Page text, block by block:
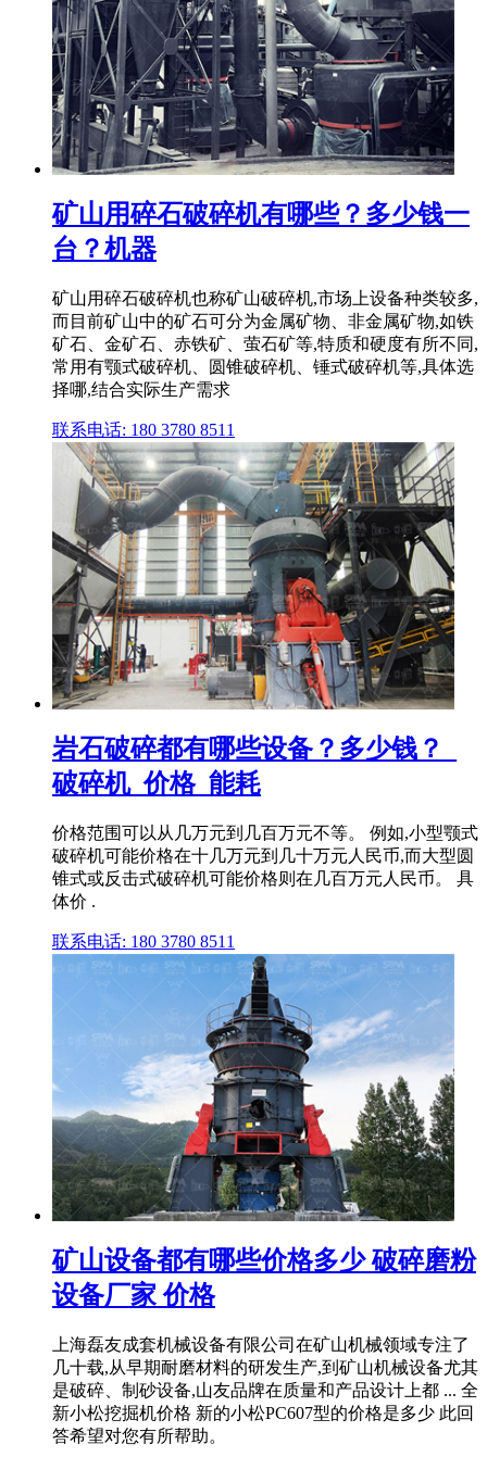
矿山用碎石破碎机有哪些？多少钱一
台？机器
矿山用碎石破碎机也称矿山破碎机,市场上设备种类较多,
而目前矿山中的矿石可分为金属矿物、非金属矿物,如铁
矿石、金矿石、赤铁矿、萤石矿等,特质和硬度有所不同,
常用有颚式破碎机、圆锥破碎机、锤式破碎机等,具体选
择哪,结合实际生产需求
联系电话: 180 3780 8511
岩石破碎都有哪些设备？多少钱？_
破碎机_价格_能耗
价格范围可以从几万元到几百万元不等。 例如,小型颚式
破碎机可能价格在十几万元到几十万元人民币,而大型圆
锥式或反击式破碎机可能价格则在几百万元人民币。 具
体价 .
联系电话: 180 3780 8511
矿山设备都有哪些价格多少 破碎磨粉
设备厂家 价格
上海磊友成套机械设备有限公司在矿山机械领域专注了
几十载,从早期耐磨材料的研发生产,到矿山机械设备尤其
是破碎、制砂设备,山友品牌在质量和产品设计上都 ... 全
新小松挖掘机价格 新的小松PC607型的价格是多少 此回
答希望对您有所帮助。